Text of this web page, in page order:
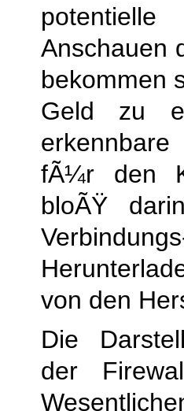
Anschauen
bekommen
Geld zu
fÃ¼r den
bloÃŸ
von den
Die
der